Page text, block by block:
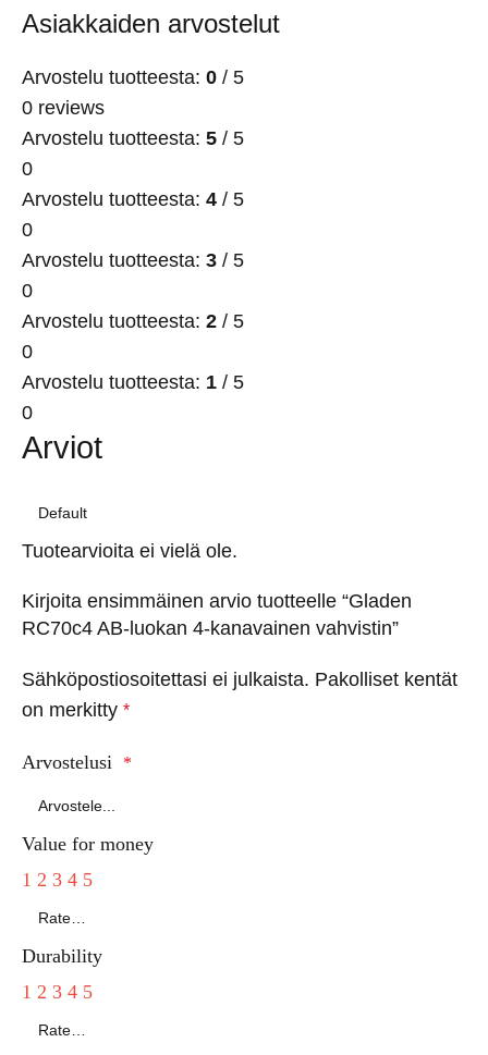
Asiakkaiden arvostelut
Arvostelu tuotteesta: 0 / 5
0 reviews
Arvostelu tuotteesta: 5 / 5
0
Arvostelu tuotteesta: 4 / 5
0
Arvostelu tuotteesta: 3 / 5
0
Arvostelu tuotteesta: 2 / 5
0
Arvostelu tuotteesta: 1 / 5
0
Arviot
Tuotearvioita ei vielä ole.
Kirjoita ensimmäinen arvio tuotteelle “Gladen
RC70c4 AB-luokan 4-kanavainen vahvistin”
Sähköpostiosoitettasi ei julkaista. Pakolliset kentät
on merkitty *
Arvostelusi *
Value for money
1 2 3 4 5
Durability
1 2 3 4 5